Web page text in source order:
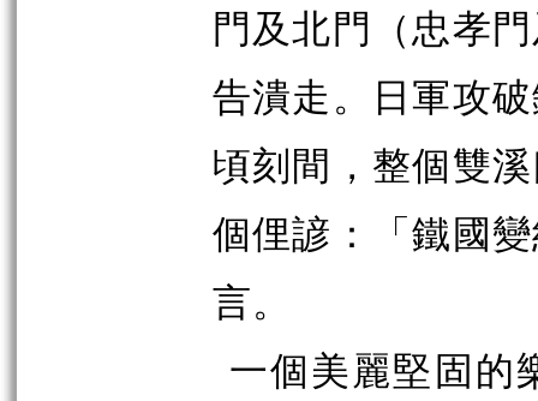
門及北門（忠孝
告潰走。日軍攻
頃刻間，整個雙
個俚諺：「鐵國
言。
一個美麗堅固的